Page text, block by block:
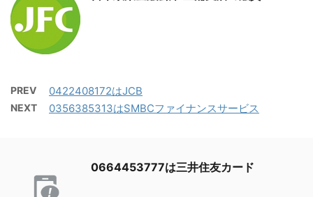
PREV 0422408172はJCB
NEXT 0356385313はSMBCファイナンスサービス
0664453777は三井住友カード